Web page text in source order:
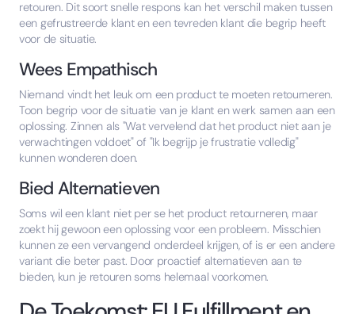
retouren. Dit soort snelle respons kan het verschil maken tussen
een gefrustreerde klant en een tevreden klant die begrip heeft
voor de situatie.
Wees Empathisch
Niemand vindt het leuk om een product te moeten retourneren.
Toon begrip voor de situatie van je klant en werk samen aan een
oplossing. Zinnen als "Wat vervelend dat het product niet aan je
verwachtingen voldoet" of "Ik begrijp je frustratie volledig"
kunnen wonderen doen.
Bied Alternatieven
Soms wil een klant niet per se het product retourneren, maar
zoekt hij gewoon een oplossing voor een probleem. Misschien
kunnen ze een vervangend onderdeel krijgen, of is er een andere
variant die beter past. Door proactief alternatieven aan te
bieden, kun je retouren soms helemaal voorkomen.